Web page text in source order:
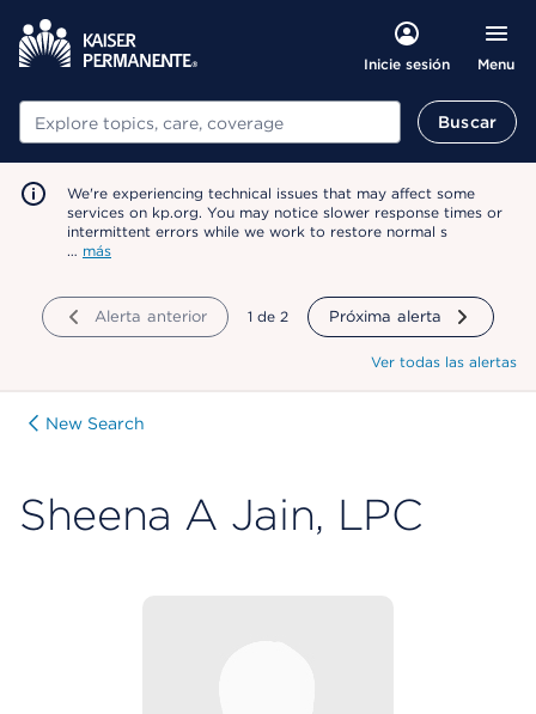
Inicie sesión Menu
Buscar Buscar
We're experiencing technical issues that may affect some
services on kp.org. You may notice slower response times or
intermittent errors while we work to restore normal s
… más
Alerta anterior mostrando
1 de 2 Próxima alerta
Ver todas las alertas
New Search
Sheena A Jain, LPC